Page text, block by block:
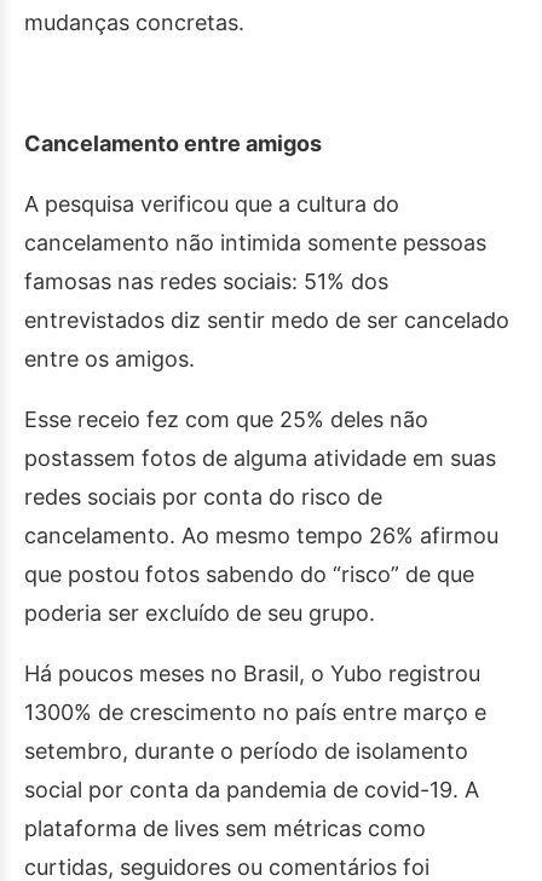
mudanças concretas.
Cancelamento entre amigos
A pesquisa verificou que a cultura do
cancelamento não intimida somente pessoas
famosas nas redes sociais: 51% dos
entrevistados diz sentir medo de ser cancelado
entre os amigos.
Esse receio fez com que 25% deles não
postassem fotos de alguma atividade em suas
redes sociais por conta do risco de
cancelamento. Ao mesmo tempo 26% afirmou
que postou fotos sabendo do “risco” de que
poderia ser excluído de seu grupo.
Há poucos meses no Brasil, o Yubo registrou
1300% de crescimento no país entre março e
setembro, durante o período de isolamento
social por conta da pandemia de covid-19. A
plataforma de lives sem métricas como
curtidas, seguidores ou comentários foi